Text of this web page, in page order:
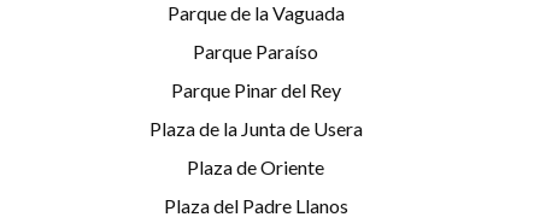
Parque de la Vaguada
Parque Paraíso
Parque Pinar del Rey
Plaza de la Junta de Usera
Plaza de Oriente
Plaza del Padre Llanos